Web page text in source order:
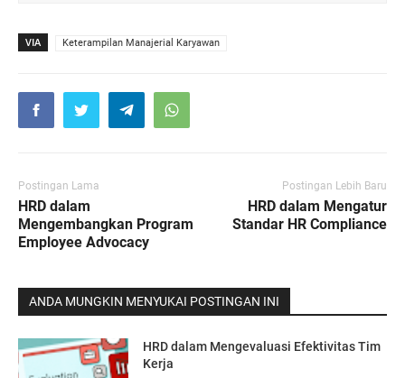
VIA Keterampilan Manajerial Karyawan
Postingan Lama
HRD dalam
Mengembangkan Program
Employee Advocacy
Postingan Lebih Baru
HRD dalam Mengatur
Standar HR Compliance
ANDA MUNGKIN MENYUKAI POSTINGAN INI
HRD dalam Mengevaluasi Efektivitas Tim
Kerja